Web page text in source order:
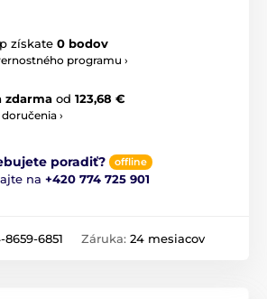
získate 0 bodov
programu ›
zdarma od 123,68 €
›
poradiť? offline
na +420 774 725 901
8659-6851 Záruka: 24 mesiacov